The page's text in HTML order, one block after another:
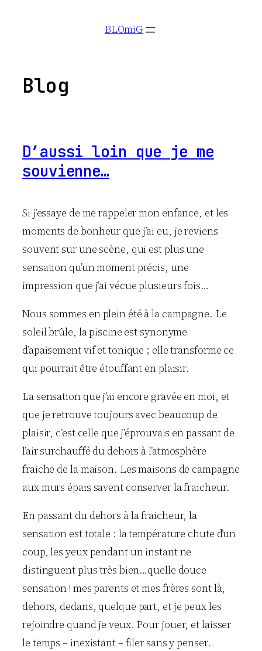
BLOmiG
Blog
D’aussi loin que je me
souvienne…
Si j’essaye de me rappeler mon enfance, et les
moments de bonheur que j’ai eu, je reviens
souvent sur une scène, qui est plus une
sensation qu’un moment précis, une
impression que j’ai vécue plusieurs fois…
Nous sommes en plein été à la campagne. Le
soleil brûle, la piscine est synonyme
d’apaisement vif et tonique ; elle transforme ce
qui pourrait être étouffant en plaisir.
La sensation que j’ai encore gravée en moi, et
que je retrouve toujours avec beaucoup de
plaisir, c’est celle que j’éprouvais en passant de
l’air surchauffé du dehors à l’atmosphère
fraiche de la maison. Les maisons de campagne
aux murs épais savent conserver la fraicheur.
En passant du dehors à la fraicheur, la
sensation est totale : la température chute d’un
coup, les yeux pendant un instant ne
distinguent plus très bien…quelle douce
sensation ! mes parents et mes frères sont là,
dehors, dedans, quelque part, et je peux les
rejoindre quand je veux. Pour jouer, et laisser
le temps – inexistant – filer sans y penser.